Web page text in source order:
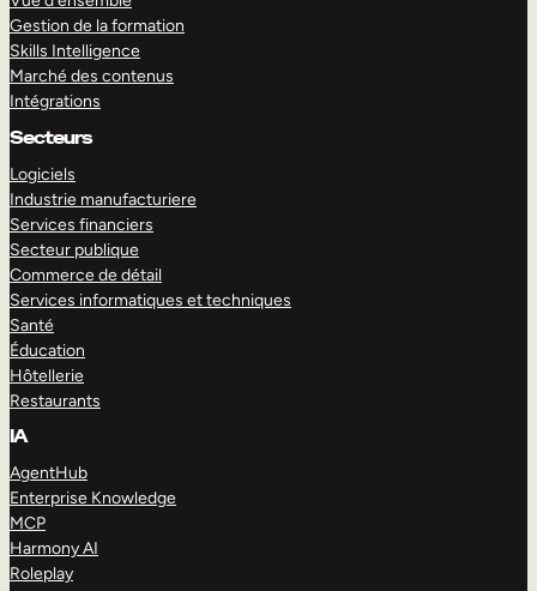
Gestion de la formation
Skills Intelligence
Marché des contenus
Intégrations
Secteurs
Logiciels
Industrie manufacturiere
Services financiers
Secteur publique
Commerce de détail
Services informatiques et techniques
Santé
Éducation
Hôtellerie
Restaurants
IA
AgentHub
Enterprise Knowledge
MCP
Harmony AI
Roleplay